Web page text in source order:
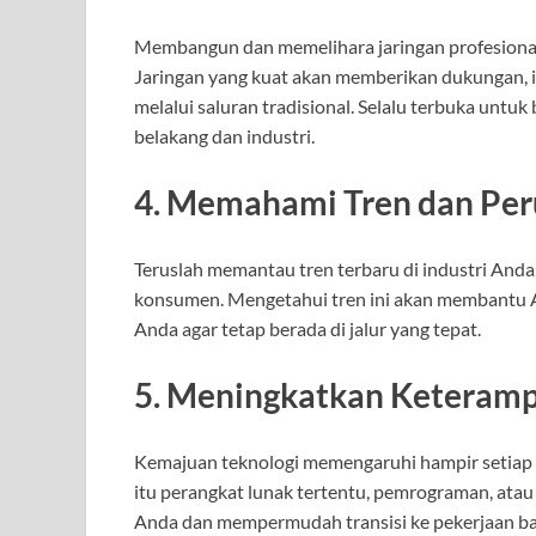
Membangun dan memelihara jaringan
Jaringan yang kuat akan memberikan
melalui saluran tradisional. Selalu terbuka
belakang dan industri.
4. Memahami Tren dan
Teruslah memantau tren terbaru di industri
konsumen. Mengetahui tren ini akan
Anda agar tetap berada di jalur yang tepat.
5. Meningkatkan
Kemajuan teknologi memengaruhi hampir
itu perangkat lunak tertentu, pemrograman,
Anda dan mempermudah transisi ke pekerjaan